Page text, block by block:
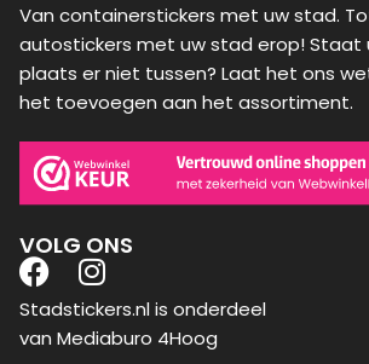
Van containerstickers met uw stad.
autostickers met uw stad erop! Staat
plaats er niet tussen? Laat het ons
het toevoegen aan het assortiment.
VOLG ONS
Stadstickers.nl is onderdeel
van Mediaburo 4Hoog